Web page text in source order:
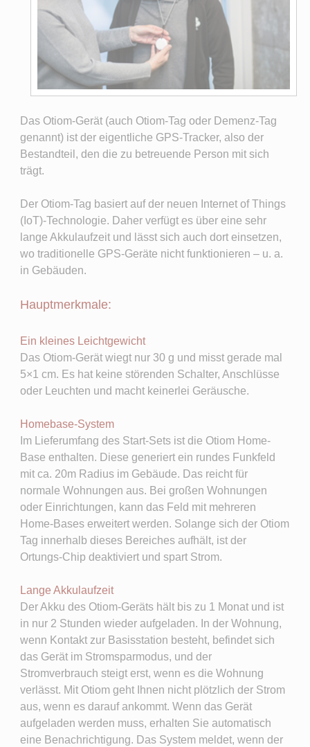
Das Otiom-Gerät (auch Otiom-Tag oder Demenz-Tag
genannt) ist der eigentliche GPS-Tracker, also der
Bestandteil, den die zu betreuende Person mit sich
trägt.
Der Otiom-Tag basiert auf der neuen Internet of Things
(IoT)-Technologie. Daher verfügt es über eine sehr
lange Akkulaufzeit und lässt sich auch dort einsetzen,
wo traditionelle GPS-Geräte nicht funktionieren ‒ u. a.
in Gebäuden.
Hauptmerkmale:
Ein kleines Leichtgewicht
Das Otiom-Gerät wiegt nur 30 g und misst gerade mal
5×1 cm. Es hat keine störenden Schalter, Anschlüsse
oder Leuchten und macht keinerlei Geräusche.
Homebase-System
Im Lieferumfang des Start-Sets ist die Otiom Home-
Base enthalten. Diese generiert ein rundes Funkfeld
mit ca. 20m Radius im Gebäude. Das reicht für
normale Wohnungen aus. Bei großen Wohnungen
oder Einrichtungen, kann das Feld mit mehreren
Home-Bases erweitert werden. Solange sich der Otiom
Tag innerhalb dieses Bereiches aufhält, ist der
Ortungs-Chip deaktiviert und spart Strom.
Lange Akkulaufzeit
Der Akku des Otiom-Geräts hält bis zu 1 Monat und ist
in nur 2 Stunden wieder aufgeladen. In der Wohnung,
wenn Kontakt zur Basisstation besteht, befindet sich
das Gerät im Stromsparmodus, und der
Stromverbrauch steigt erst, wenn es die Wohnung
verlässt. Mit Otiom geht Ihnen nicht plötzlich der Strom
aus, wenn es darauf ankommt. Wenn das Gerät
aufgeladen werden muss, erhalten Sie automatisch
eine Benachrichtigung. Das System meldet, wenn der